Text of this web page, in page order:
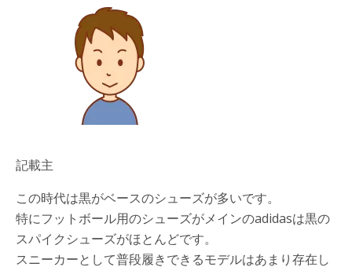
記載主
この時代は黒がベースのシューズが多いです。
特にフットボール用のシューズがメインのadidasは黒の
スパイクシューズがほとんどです。
スニーカーとして普段履きできるモデルはあまり存在し